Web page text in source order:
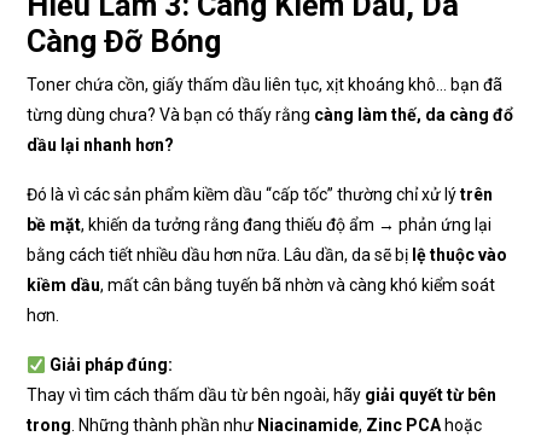
Càng Đỡ Bóng
Toner chứa cồn, giấy thấm dầu liên tục, xịt khoáng khô… bạn đã
từng dùng chưa? Và bạn có thấy rằng càng làm thế, da càng đổ
dầu lại nhanh hơn?
Đó là vì các sản phẩm kiềm dầu “cấp tốc” thường chỉ xử lýtrên
bề mặt, khiến da tưởng rằng đang thiếu độ ẩm → phản ứng lại
bằng cách tiết nhiều dầu hơn nữa. Lâu dần, da sẽ bị lệ thuộc vào
kiềm dầu, mất cân bằng tuyến bã nhờn và càng khó kiểm soát
hơn.
Giải pháp đúng:
Thay vì tìm cách thấm dầu từ bên ngoài, hãy giải quyết từ bên
trong. Những thành phần như Niacinamide, Zinc PCAhoặc